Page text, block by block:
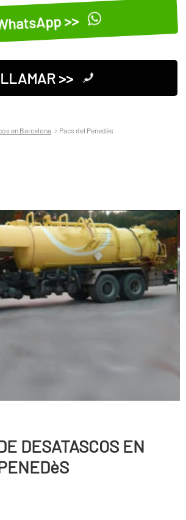
>>
LLAMAR >>
en Barcelona Pacs del Penedès
DESATASCOS EN